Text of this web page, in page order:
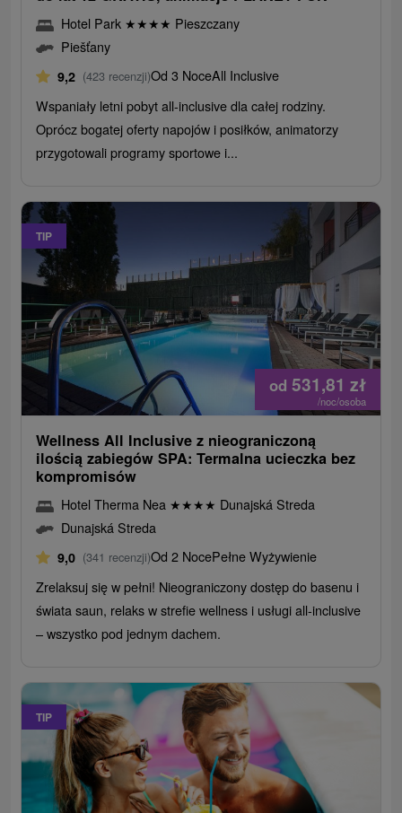
Hotel Park ★★★★ Pieszczany
Piešťany
9,2 (423 recenzji)Od 3 NoceAll Inclusive
Wspaniały letni pobyt all-inclusive dla całej rodziny.
Oprócz bogatej oferty napojów i posiłków, animatorzy
przygotowali programy sportowe i...
TIP
od 531,81 zł
/noc/osoba
Wellness All Inclusive z nieograniczoną
ilością zabiegów SPA: Termalna ucieczka bez
kompromisów
Hotel Therma Nea ★★★★ Dunajská Streda
Dunajská Streda
9,0 (341 recenzji)Od 2 NocePełne Wyżywienie
Zrelaksuj się w pełni! Nieograniczony dostęp do basenu i
świata saun, relaks w strefie wellness i usługi all-inclusive
– wszystko pod jednym dachem.
TIP